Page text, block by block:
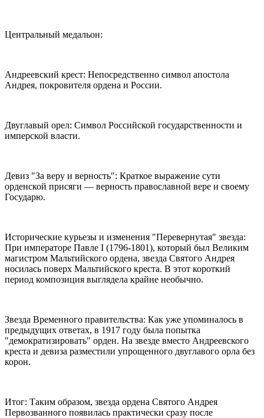
Центральный медальон:
Андреевский крест: Непосредственно символ апостола
Андрея, покровителя ордена и России.
Двуглавый орел: Символ Российской государственности и
имперской власти.
Девиз "За веру и верность": Краткое выражение сути
орденской присяги — верность православной вере и своему
Государю.
Исторические курьезы и изменения "Перевернутая" звезда:
При императоре Павле I (1796-1801), который был Великим
магистром Мальтийского ордена, звезда Святого Андрея
носилась поверх Мальтийского креста. В этот короткий
период композиция выглядела крайне необычно.
Звезда Временного правительства: Как уже упоминалось в
предыдущих ответах, в 1917 году была попытка
"демократизировать" орден. На звезде вместо Андреевского
креста и девиза разместили упрощенного двуглавого орла без
корон.
Итог: Таким образом, звезда ордена Святого Андрея
Первозванного появилась практически сразу после